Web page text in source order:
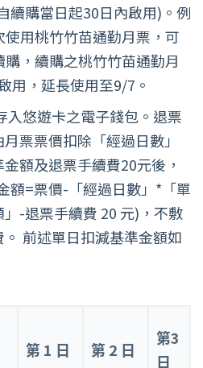
續購當日起30日內啟用)。例
用桃竹竹苗通勤月票，可
，續購之桃竹竹苗通勤月
用，延長使用至9/7。
入悠遊卡之電子錢包。退票
票票價扣除「經過日數」
額及退票手續費20元後，
額=票價-「經過日數」*「單
」-退票手續費 20 元)，不敷
前述單日扣減基準金額如
第 1 日 第 2 日
第3
日